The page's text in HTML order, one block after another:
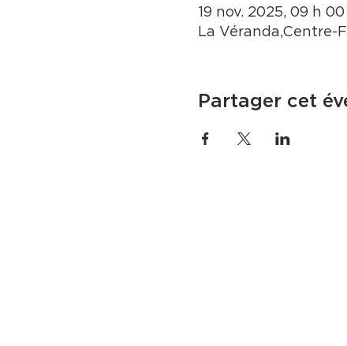
19 nov. 2025, 09 h 00
La Véranda,Centre-
Partager cet